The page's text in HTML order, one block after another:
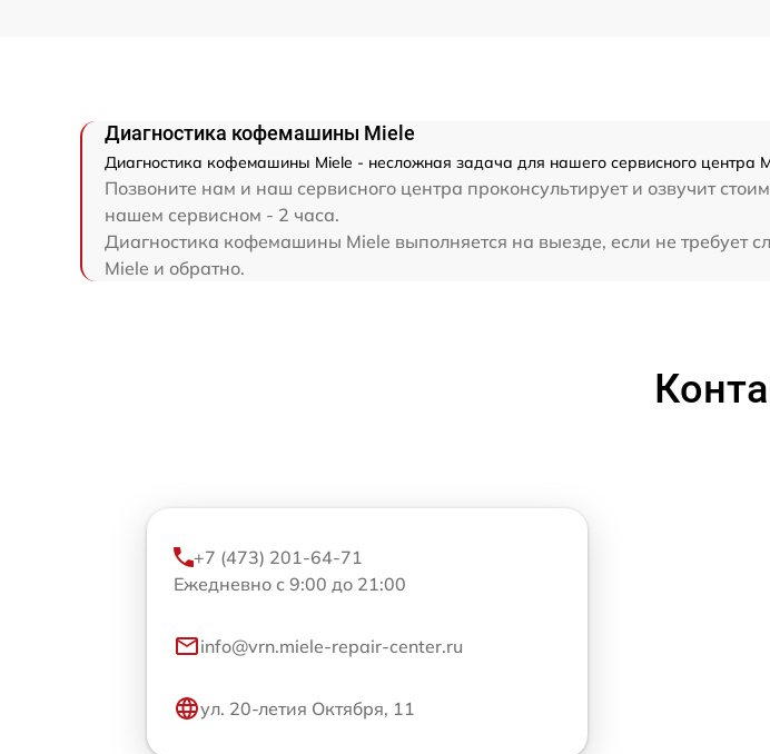
Диагностика кофемашины Miele
Диагностика кофемашины Miele - несложная задача для нашего сервисного центра
Позвоните нам и наш сервисного центра проконсультирует и озвучит
нашем сервисном - 2 часа.
Диагностика кофемашины Miele выполняется на выезде, если не требует
Miele и обратно.
+7 (473) 201-64-71
Ежедневно с 9:00 до 21:00
info@vrn.miele-repair-center.ru
ул. 20-летия Октября, 11